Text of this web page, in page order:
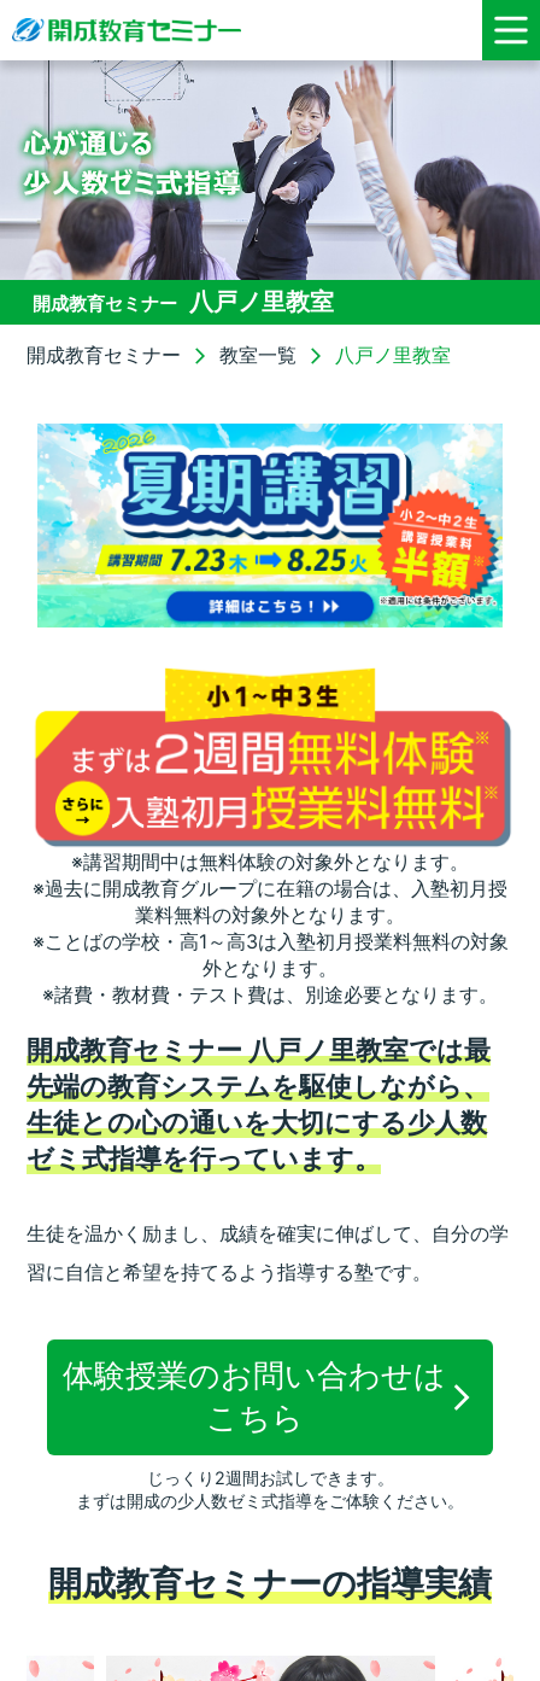
開成教育セミナー 八戸ノ里教室
開成教育セミナー 教室一覧 八戸ノ里教室
※講習期間中は無料体験の対象外となります。
※過去に開成教育グループに在籍の場合は、入塾初月授
業料無料の対象外となります。
※ことばの学校・高1～高3は入塾初月授業料無料の対象
外となります。
※諸費・教材費・テスト費は、別途必要となります。
開成教育セミナー 八戸ノ里教室では最
先端の教育システムを駆使しながら、
生徒との心の通いを大切にする少人数
ゼミ式指導を行っています。
生徒を温かく励まし、成績を確実に伸ばして、 自分の学
習に自信と希望を持てるよう指導する塾です。
体験授業のお問い合わせは
こちら
じっくり2週間お試しできます。
まずは開成の少人数ゼミ式指導をご体験ください。
開成教育セミナーの指導実績